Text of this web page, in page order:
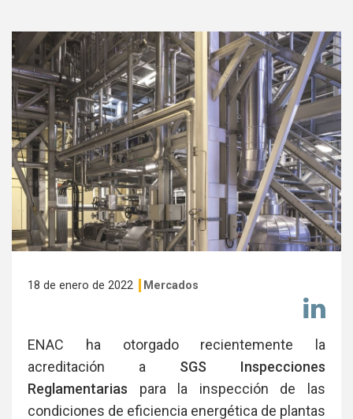
18 de enero de 2022 Mercados
en
ENAC ha otorgado recientemente la
acreditación a SGS Inspecciones
Reglamentarias para la inspección de las
condiciones de eficiencia energética de plantas